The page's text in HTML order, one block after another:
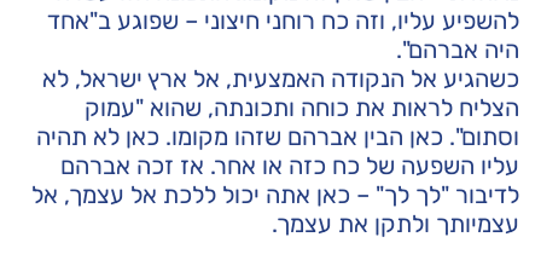
להשפיע עליו, וזה כח רוחני חיצוני – שפוגע ב"אחד
היה אברהם".
כשהגיע אל הנקודה האמצעית, אל ארץ ישראל, לא
הצליח לראות את כוחה ותכונתה, שהוא "עמוק
וסתום". כאן הבין אברהם שזהו מקומו. כאן לא תהיה
עליו השפעה של כח כזה או אחר. אז זכה אברהם
לדיבור "לך לך" – כאן אתה יכול ללכת אל עצמך, אל
עצמיותך ולתקן את עצמך.